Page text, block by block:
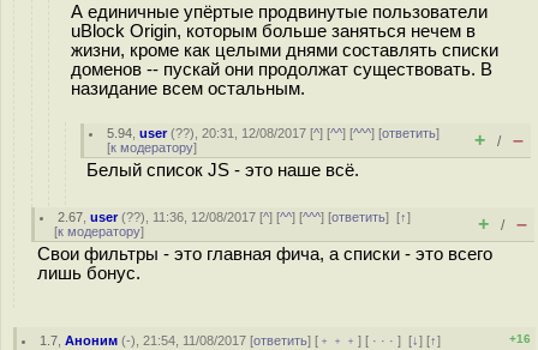
А единичные упёртые продвинутые пользователи
uBlock Origin, которым больше заняться нечем в
жизни, кроме как целыми днями составлять списки
доменов -- пускай они продолжат существовать. В
назидание всем остальным.
5.94 ,user(??), 20:31, 12/08/2017 [^] [^^] [^^^] [ответить]
[к модератору] + / –
Белый список JS - это наше всё.
2.67 ,user(??), 11:36, 12/08/2017 [^] [^^] [^^^] [ответить][↑]
[к модератору] + / –
Свои фильтры - это главная фича, а списки - это всего
лишь бонус.
1.7 ,Аноним (-), 21:54, 11/08/2017 [ответить] [ ﹢﹢﹢] [ · · ·][↓] [↑]
+16